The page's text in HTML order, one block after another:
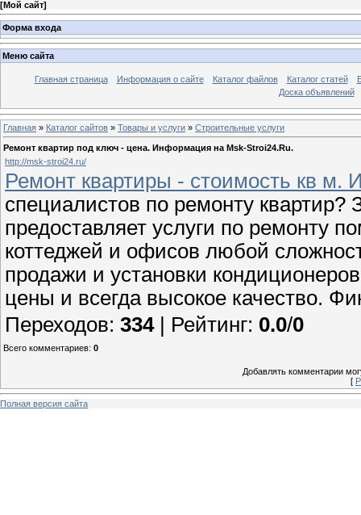
[Мой сайт]
Форма входа
Меню сайта
Главная страница Информация о сайте Каталог файлов Каталог статей
Доска объявлений
Главная » Каталог сайтов » Товары и услуги » Строительные услуги
Ремонт квартир под ключ - цена. Информация на Msk-Stroi24.Ru.
http://msk-stroi24.ru/
Ремонт квартиры - стоимость кв
специалистов по ремонту
предоставляет услуги по ремонту
коттеджей и офисов любой
продажи и установки
цены и всегда высокое качество.
Переходов: 334| Рейтинг: 0.0/0
Всего комментариев: 0
Добавлять комментарии
[
Полная версия сайта